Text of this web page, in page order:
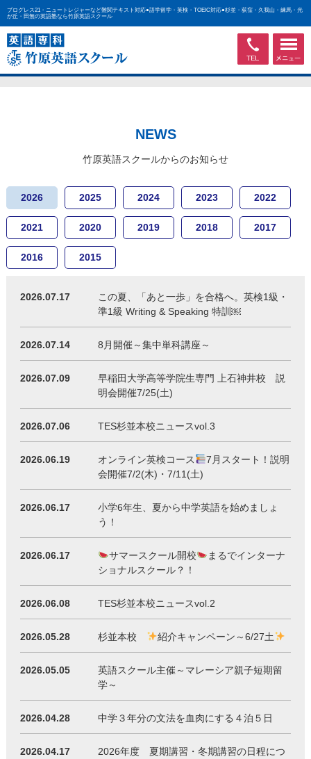
プログレス21・ニュートレジャーなど難関テキスト対応●語学留学・英検・TOEIC対応●杉並・荻窪・久我山・練馬・光
が丘・田無の英語塾なら竹原英語スクール
NEWS
竹原英語スクールからのお知らせ
2026 2025 2024 2023 2022
2021 2020 2019 2018 2017
2016 2015
2026.07.17
この夏、「あと一歩」を合格へ。英検1級・
準1級 Writing & Speaking 特訓￼
2026.07.14 8月開催～集中単科講座～
2026.07.09
早稲田大学高等学院生専門 上石神井校 説
明会開催7/25(土)
2026.07.06 TES杉並本校ニュースvol.3
2026.06.19 オンライン英検コース
7月スタート！説明
会開催7/2(木)・7/11(土)
2026.06.17
小学6年生、夏から中学英語を始めましょ
う！
2026.06.17 サマースクール開校
まるでインターナ
ショナルスクール？！
2026.06.08 TES杉並本校ニュースvol.2
2026.05.28 杉並本校 紹介キャンペーン～6/27土
2026.05.05
英語スクール主催～マレーシア親子短期留
学～
2026.04.28 中学３年分の文法を血肉にする４泊５日
2026.04.17
2026年度 夏期講習・冬期講習の日程につ